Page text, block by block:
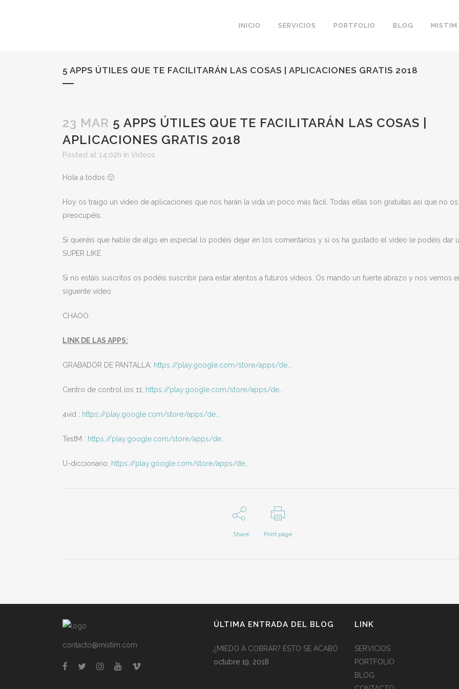
INICIO SERVICIOS PORTFOLIO BLOG MISTIM
5 APPS ÚTILES QUE TE FACILITARÁN LAS COSAS | APLICACIONES GRATIS 2018
23 MAR 5 APPS ÚTILES QUE TE FACILITARÁN LAS COSAS |
APLICACIONES GRATIS 2018
Posted at 14:02h in Vídeos
Hola a todos 🙂
Hoy os traigo un vídeo de aplicaciones que nos harán la vida un poco más fácil. Todas ellas son gratuitas así que no os
preocupéis.
Si queréis que hable de algo en especial lo podéis dejar en los comentarios y si os ha gustado el vídeo le podéis dar
SUPER LIKE.
Si no estáis suscritos os podéis suscribir para estar atentos a futuros vídeos. Os mando un fuerte abrazo y nos vemos
siguente vídeo.
CHAOO.
LINK DE LAS APPS:
GRABADOR DE PANTALLA: https://play.google.com/store/apps/de…
Centro de control ios 11: https://play.google.com/store/apps/de…
4vid : https://play.google.com/store/apps/de…
TestM : https://play.google.com/store/apps/de…
U-diccionario: https://play.google.com/store/apps/de…
Share Print page
contacto@mistim.com
ÚLTIMA ENTRADA DEL BLOG
¿MIEDO A COBRAR? ESTO SE ACABÓ
octubre 19, 2018
LINK
SERVICIOS
PORTFOLIO
BLOG